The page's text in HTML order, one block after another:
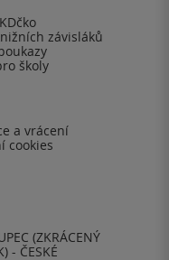
závisláků
školy
a vrácení
cookies
(ZKRÁCENÝ
- ČESKÉ